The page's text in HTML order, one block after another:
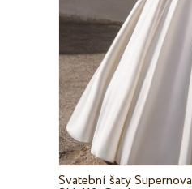
Svatební šaty Supernova